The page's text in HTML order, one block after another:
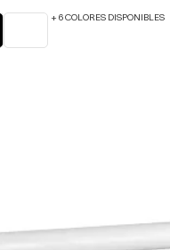
+ 6 COLORES DISPONIBLES